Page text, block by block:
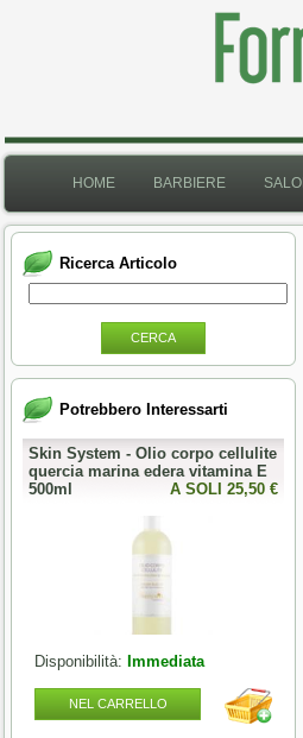
HOME BARBIERE
Ricerca Articolo
CERCA
Potrebbero Interessarti
Skin System - Olio corpo cellulite
quercia marina edera vitamina E
500ml
A SOLI 25,50 €
Disponibilità: Immediata
NEL CARRELLO